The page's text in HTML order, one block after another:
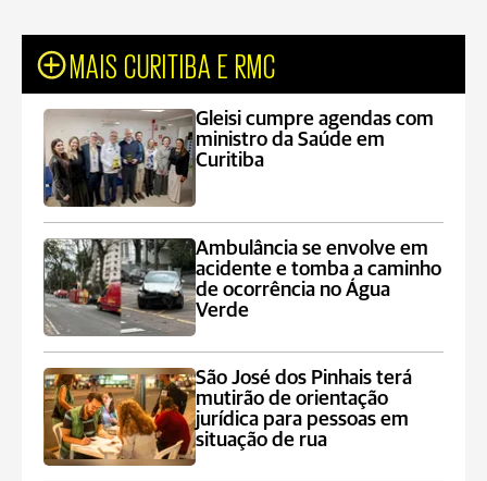
MAIS CURITIBA E RMC
Gleisi cumpre agendas com
ministro da Saúde em
Curitiba
Ambulância se envolve em
acidente e tomba a caminho
de ocorrência no Água
Verde
São José dos Pinhais terá
mutirão de orientação
jurídica para pessoas em
situação de rua